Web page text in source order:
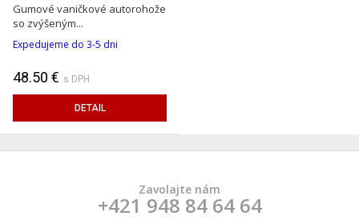
Gumové vaničkové autorohože
so zvýšeným...
Expedujeme do 3-5 dni
48.50 € s DPH
DETAIL
Zavolajte nám
+421 948 84 64 64